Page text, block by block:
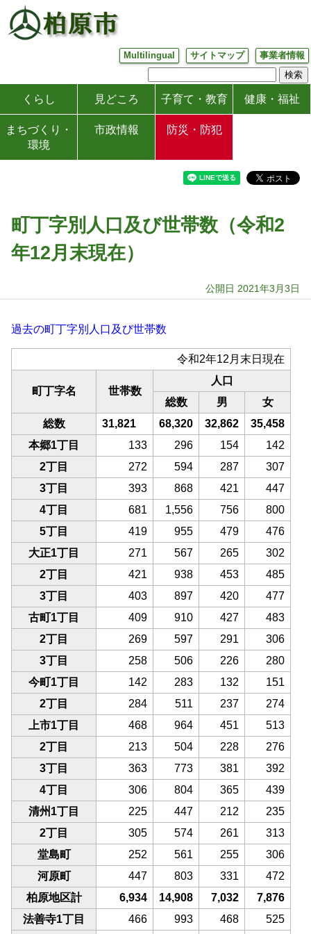
Multilingual サイトマップ 事業者情報
くらし 見どころ 子育て・教育 健康・福祉
まちづくり・
環境
市政情報 防災・防犯
町丁字別人口及び世帯数（令和2
年12月末現在）
公開日 2021年3月3日
過去の町丁字別人口及び世帯数
令和2年12月末日現在
町丁字名 世帯数
人口
総数
男
女
総数
31,821 68,320 32,862
35,458
本郷1丁目
133 296 154
142
2丁目
272 594 287
307
3丁目
393 868 421
447
4丁目
681 1,556 756
800
5丁目
419 955 479
476
大正1丁目
271 567 265
302
2丁目
421 938 453
485
3丁目
403 897 420
477
古町1丁目
409 910 427
483
2丁目
269 597 291
306
3丁目
258 506 226
280
今町1丁目
142 283 132
151
2丁目
284 511 237
274
上市1丁目
468 964 451
513
2丁目
213 504 228
276
3丁目
363 773 381
392
4丁目
306 804 365
439
清州1丁目
225 447 212
235
2丁目
305 574 261
313
堂島町
252 561 255
306
河原町
447 803 331
472
柏原地区計
6,934 14,908 7,032
7,876
法善寺1丁目
466 993 468 525